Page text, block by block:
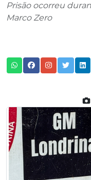
Prisão ocorreu
Marco Zero